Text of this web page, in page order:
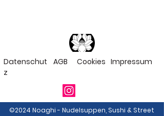
Datenschut
z
AGB Cookies Impressum
©2024 Noaghi - Nudelsuppen, Sushi & Street